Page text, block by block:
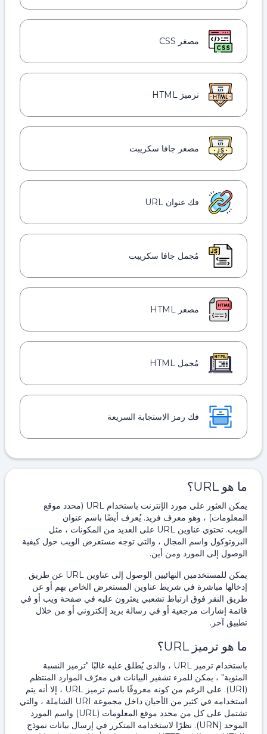
مصغر CSS
ترميز HTML
مصغر جافا سكريبت
فك عنوان URL
مُجمل جافا سكريبت
مصغر HTML
مُجمل HTML
فك رمز الاستجابة السريعة
ما هو URL؟
يمكن العثور على مورد الإنترنت باستخدام URL (محدد موقع
المعلومات) ، وهو معرف فريد. يُعرف أيضًا باسم عنوان
الويب. تحتوي عناوين URL على العديد من المكونات ، مثل
البروتوكول واسم المجال ، والتي توجه مستعرض الويب حول كيفية
الوصول إلى المورد ومن أين.
يمكن للمستخدمين النهائيين الوصول إلى عناوين URL عن طريق
إدخالها مباشرة في شريط عناوين المستعرض الخاص بهم أو عن
طريق النقر فوق ارتباط تشعبي يعثرون عليه في صفحة ويب أو في
قائمة إشارات مرجعية أو في رسالة بريد إلكتروني أو من خلال
تطبيق آخر.
ما هو ترميز URL؟
باستخدام ترميز URL ، والذي يُطلق عليه غالبًا "ترميز النسبة
المئوية" ، يمكن للمرء تشفير البيانات في معرّف الموارد المنتظم
(URI). على الرغم من كونه معروفًا باسم ترميز URL ، إلا أنه يتم
استخدامه في كثير من الأحيان داخل مجموعة URI الشاملة ، والتي
تشتمل على كل من محدد موقع المعلومات (URL) واسم المورد
الموحد (URN). نظرًا لاستخدامه المتكرر في إرسال بيانات نموذج